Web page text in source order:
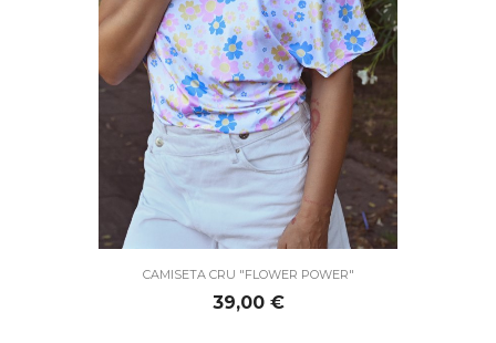
CAMISETA CRU "FLOWER POWER"
Precio
39,00 €